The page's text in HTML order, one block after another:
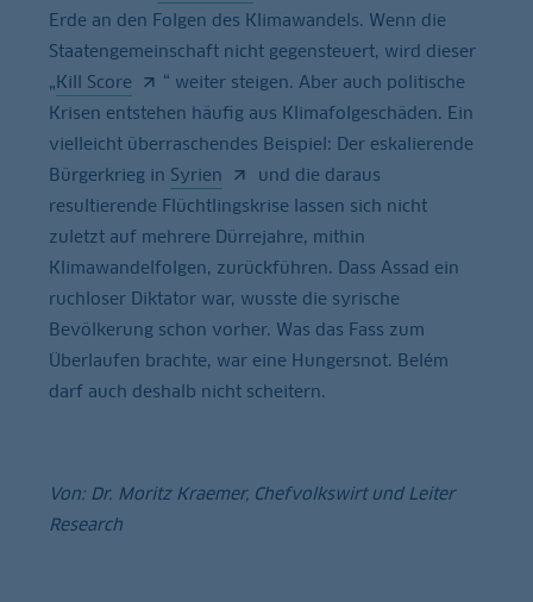
Erde an den Folgen des Klimawandels. Wenn die
Staatengemeinschaft nicht gegensteuert, wird dieser
„Kill Score
“ weiter steigen. Aber auch politische
Krisen entstehen häufig aus Klimafolgeschäden. Ein
vielleicht überraschendes Beispiel: Der eskalierende
Bürgerkrieg in Syrien
und die daraus
resultierende Flüchtlingskrise lassen sich nicht
zuletzt auf mehrere Dürrejahre, mithin
Klimawandelfolgen, zurückführen. Dass Assad ein
ruchloser Diktator war, wusste die syrische
Bevölkerung schon vorher. Was das Fass zum
Überlaufen brachte, war eine Hungersnot. Belém
darf auch deshalb nicht scheitern.
Von: Dr. Moritz Kraemer, Chefvolkswirt und Leiter
Research